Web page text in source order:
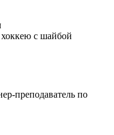
хоккею с шайбой
преподаватель по